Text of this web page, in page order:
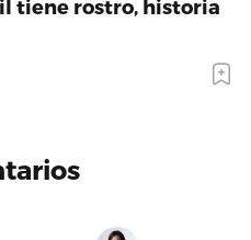
tiene rostro, historia